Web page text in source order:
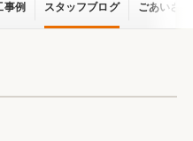
事例 スタッフブログ ごあいさつ